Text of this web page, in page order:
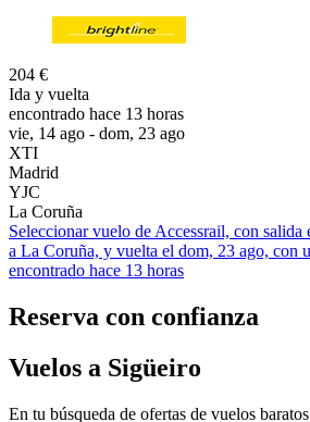
204 €
Ida y vuelta
encontrado hace 13 horas
vie, 14 ago - dom, 23 ago
XTI
Madrid
YJC
La Coruña
Seleccionar vuelo de Accessrail, con
a La Coruña, y vuelta el dom, 23 ago, con
encontrado hace 13 horas
Reserva con confianza
Vuelos a Sigüeiro
En tu búsqueda de ofertas de vuelos